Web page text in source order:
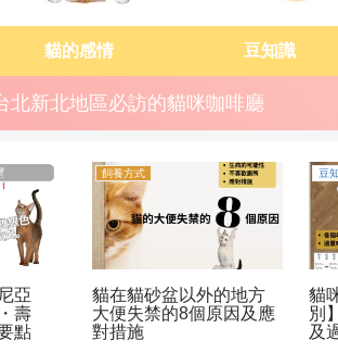
貓的感情 豆知識
北新北地區必訪的貓咪咖啡廳
食物!
?!詳細
貓咪品種
【美國捲耳貓】個性・
性格・疾病・壽命・特
徵及飼養要點
貓
曼
人
疾